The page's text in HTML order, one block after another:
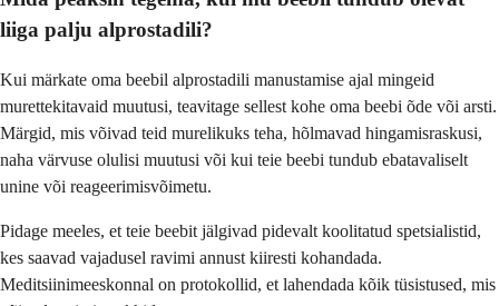
liiga palju alprostadili?
Kui märkate oma beebil alprostadili manustamise ajal mingeid
murettekitavaid muutusi, teavitage sellest kohe oma beebi õde või arsti.
Märgid, mis võivad teid murelikuks teha, hõlmavad hingamisraskusi,
naha värvuse olulisi muutusi või kui teie beebi tundub ebatavaliselt
unine või reageerimisvõimetu.
Pidage meeles, et teie beebit jälgivad pidevalt koolitatud spetsialistid,
kes saavad vajadusel ravimi annust kiiresti kohandada.
Meditsiinimeeskonnal on protokollid, et lahendada kõik tüsistused, mis